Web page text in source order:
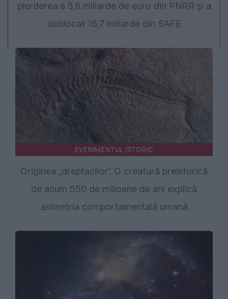
pierderea a 5,8 miliarde de euro din PNRR și a
deblocat 16,7 miliarde din SAFE
EVENIMENTUL ISTORIC
Originea „dreptacilor”. O creatură preistorică
de acum 550 de milioane de ani explică
asimetria comportamentală umană